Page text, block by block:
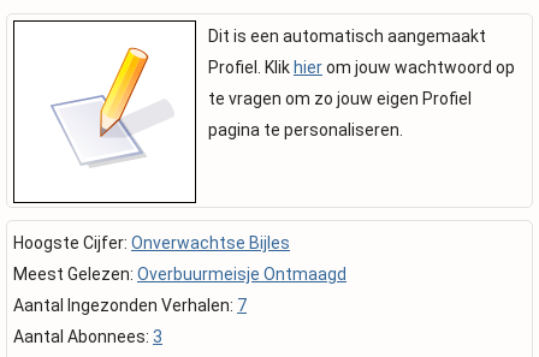
Dit is een automatisch aangemaakt
Profiel. Klik hierom jouw wachtwoord op
te vragen om zo jouw eigen Profiel
pagina te personaliseren.
Hoogste Cijfer: Onverwachtse Bijles
Meest Gelezen: Overbuurmeisje Ontmaagd
Aantal Ingezonden Verhalen: 7
Aantal Abonnees: 3